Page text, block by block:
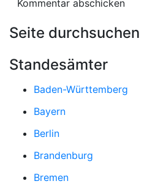
Seite durchsuchen
Standesämter
Baden-Württemberg
Bayern
Berlin
Brandenburg
Bremen